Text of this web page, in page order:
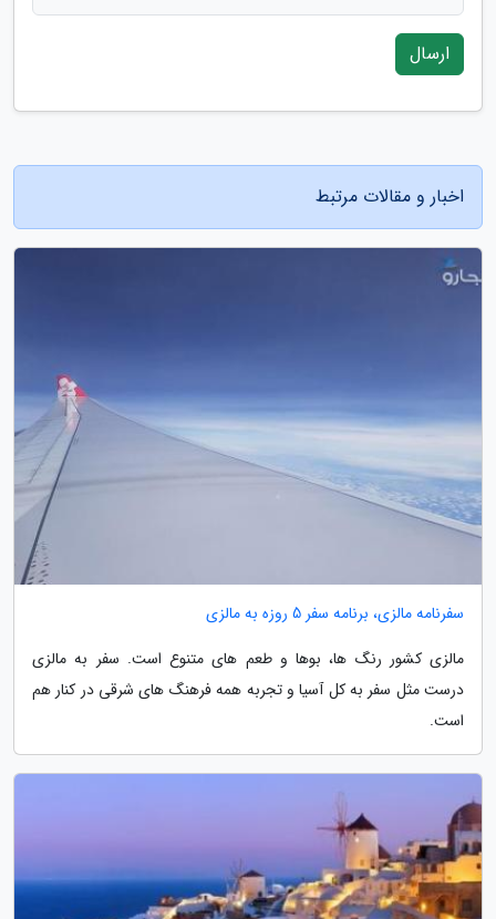
ارسال
اخبار و مقالات مرتبط
سفرنامه مالزی، برنامه سفر 5 روزه به مالزی
مالزی کشور رنگ ها، بوها و طعم های متنوع است. سفر به مالزی
درست مثل سفر به کل آسیا و تجربه همه فرهنگ های شرقی در کنار هم
است.